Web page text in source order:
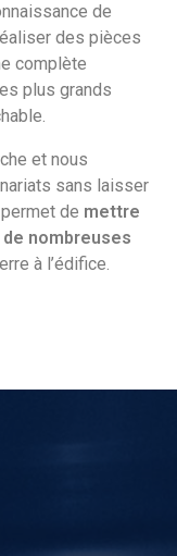
de
des pièces
complète
plus grands
et nous
sans laisser
de mettre
nombreuses
à l’édifice.